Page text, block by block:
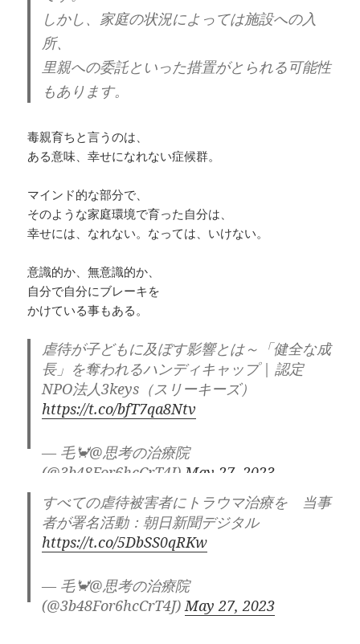
しかし、家庭の状況によっては施設への入
所、
里親への委託といった措置がとられる可能性
もあります。
毒親育ちと言うのは、
ある意味、幸せになれない症候群。
マインド的な部分で、
そのような家庭環境で育った自分は、
幸せには、なれない。なっては、いけない。
意識的か、無意識的か、
自分で自分にブレーキを
かけている事もある。
虐待が子どもに及ぼす影響とは～「健全な成
長」を奪われるハンディキャップ | 認定
NPO法人3keys（スリーキーズ）
https://t.co/bfT7qa8Ntv
— 毛🦀@思考の治療院
(@3b48For6hcCrT4J) May 27, 2023
すべての虐待被害者にトラウマ治療を 当事
者が署名活動：朝日新聞デジタル
https://t.co/5DbSS0qRKw
— 毛🦀@思考の治療院
(@3b48For6hcCrT4J) May 27, 2023